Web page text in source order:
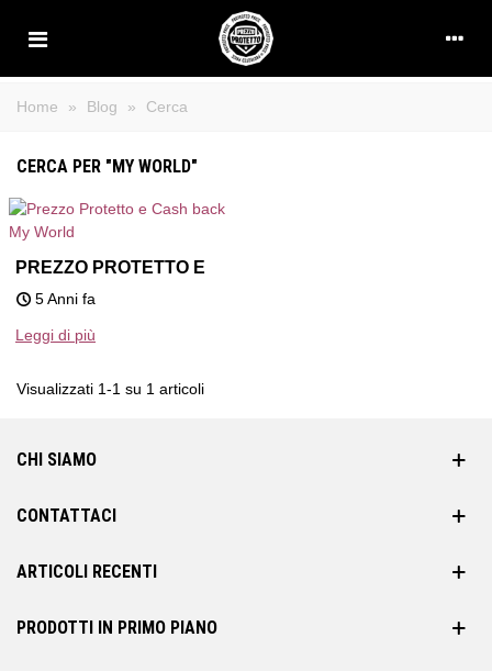
Home » Blog » Cerca
CERCA PER "MY WORLD"
PREZZO PROTETTO E
CASH BACK MY WORLD
5 Anni fa
Leggi di più
Visualizzati 1-1 su 1 articoli
CHI SIAMO
CONTATTACI
ARTICOLI RECENTI
PRODOTTI IN PRIMO PIANO